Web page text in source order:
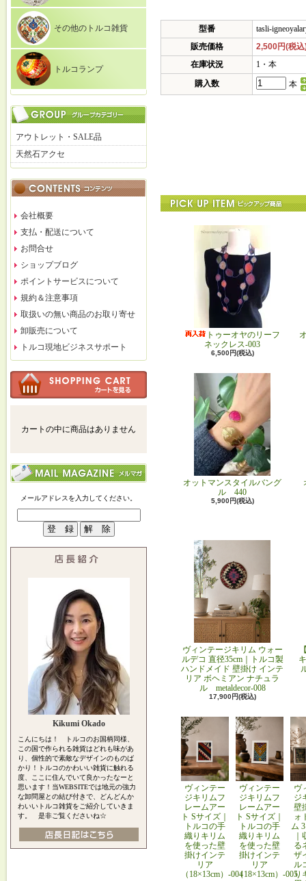
その他のトルコ雑貨
トルコランプ
アウトレット・SALE品
天然石アクセ
会社概要
支払・配送について
お問合せ
ショップブログ
ポイントサービスについて
規約＆注意事項
取扱いの無い商品のお取り寄せ
卸販売について
トルコ現地ビジネスサポート
カートの中に商品はありません
メールアドレスを入力してください。
Kikumi Okado
こんにちは！ トルコのお国柄同様、
この国で作られる雑貨はどれも味があ
り、個性的で素敵なデザインのものば
かり！トルコのかわいい雑貨に触れる
度、ここに住んでいて良かったなーと
思います！当WEBSITEでは地元の強力
な卸問屋との結び付きで、どんどんか
わいいトルコ雑貨をご紹介していきま
す。 是非ご覧くださいね☆
型番
tasli-
販売価格
2,500円(税込
在庫状況
1・本
購入数
本
トゥーオヤのリーフ
ネックレス-003
6,500円(税込)
オットマンスタイルバング
ル 440
5,900円(税込)
ヴィンテージキリム ウォー
ルデコ 直径35cm｜トルコ製
ハンドメイド 壁掛け インテ
リア ボヘミアン ナチュラ
ル metaldecor-008
17,900円(税込)
ヴィンテー
ジキリムフ
レームアー
ト Sサイズ｜
トルコの手
織りキリム
を使った壁
掛けインテ
リア
（18×13cm）-004
ヴィンテー
ジキリムフ
レームアー
ト Sサイズ｜
トルコの手
織りキリム
を使った壁
掛けインテ
リア
（18×13cm）-005
ヴ
ジ
壁
ォ
ム
る
ザ
ル
り